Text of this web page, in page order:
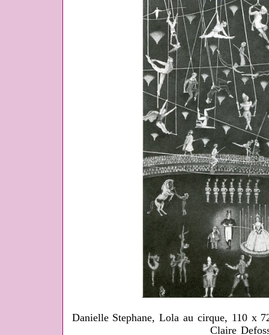
Danielle Stephane, Lola au cirque, 110 x
Claire